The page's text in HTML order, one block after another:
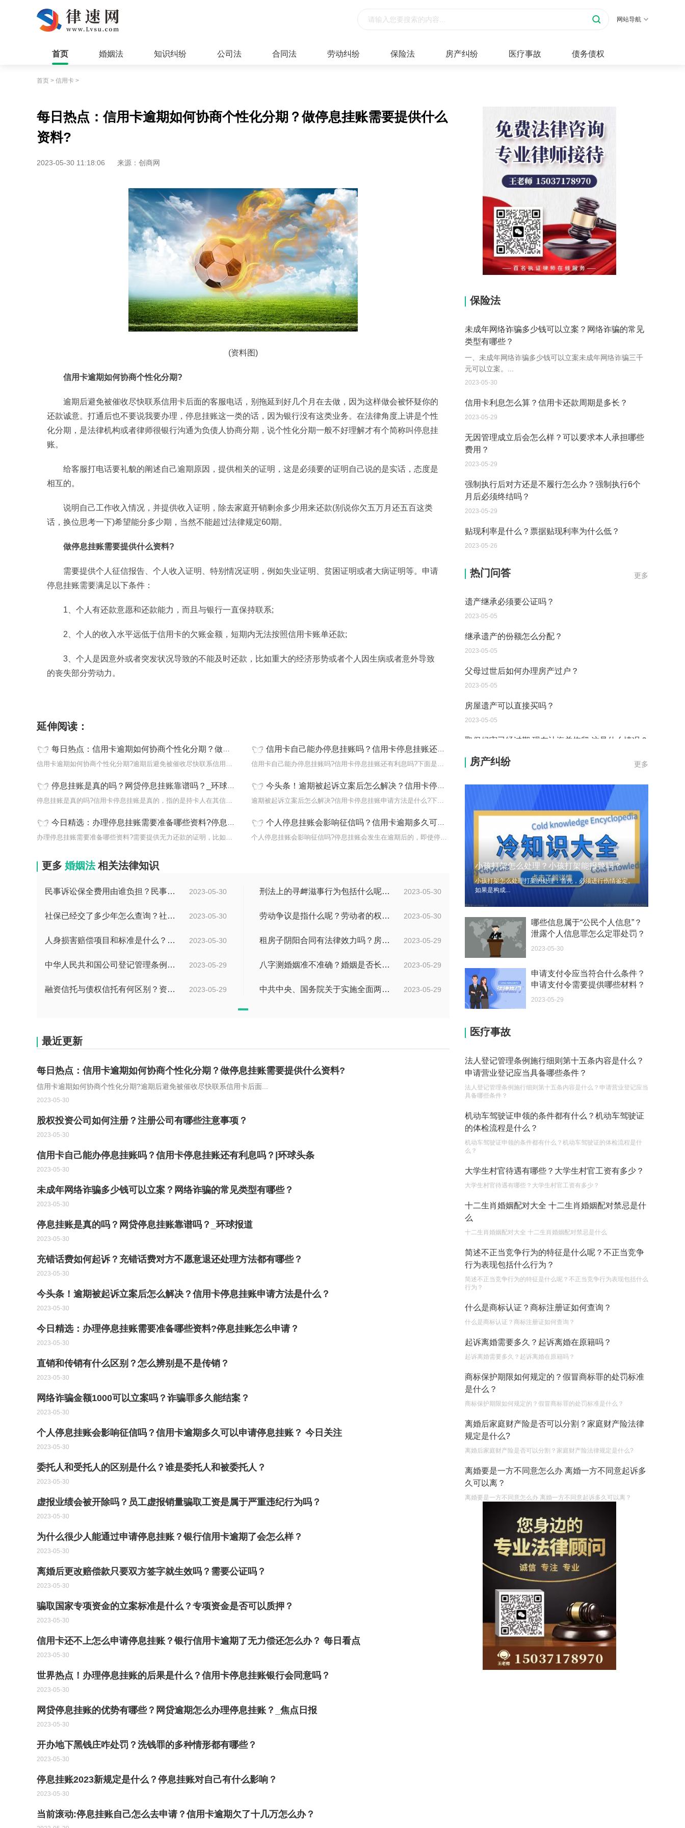
网站导航
首页 婚姻法 知识纠纷 公司法 合同法 劳动纠纷 保险法 房产纠纷 医疗事故 债务债权
首页 > 信用卡 >
每日热点：信用卡逾期如何协商个性化分期？做停息挂账需要提供什么
资料?
2023-05-30 11:18:06 来源：创商网
(资料图)
信用卡逾期如何协商个性化分期?
逾期后避免被催收尽快联系信用卡后面的客服电话，别拖延到好几个月在去做，因为这样做会被怀疑你的
还款诚意。打通后也不要说我要办理，停息挂账这一类的话，因为银行没有这类业务。在法律角度上讲是个性
化分期，是法律机构或者律师很银行沟通为负债人协商分期，说个性化分期一般不好理解才有个简称叫停息挂
账。
给客服打电话要礼貌的阐述自己逾期原因，提供相关的证明，这是必须要的证明自己说的是实话，态度是
相互的。
说明自己工作收入情况，并提供收入证明，除去家庭开销剩余多少用来还款(别说你欠五万月还五百这类
话，换位思考一下)希望能分多少期，当然不能超过法律规定60期。
做停息挂账需要提供什么资料?
需要提供个人征信报告、个人收入证明、特别情况证明，例如失业证明、贫困证明或者大病证明等。申请
停息挂账需要满足以下条件：
1、个人有还款意愿和还款能力，而且与银行一直保持联系;
2、个人的收入水平远低于信用卡的欠账金额，短期内无法按照信用卡账单还款;
3、个人是因意外或者突发状况导致的不能及时还款，比如重大的经济形势或者个人因生病或者意外导致
的丧失部分劳动力。
延伸阅读：
每日热点：信用卡逾期如何协商个性化分期？做停息挂账需要提供什么资料? 信用卡自己能办停息挂账吗？信用卡停息挂账还有利息吗？|环球头条
停息挂账是真的吗？网贷停息挂账靠谱吗？_环球报道 今头条！逾期被起诉立案后怎么解决？信用卡停息挂账申请方法是什么？
今日精选：办理停息挂账需要准备哪些资料?停息挂账怎么申请？ 个人停息挂账会影响征信吗？信用卡逾期多久可以申请停息挂账？ 今日关注
更多 婚姻法 相关法律知识
2023-05-30
民事诉讼保全费用由谁负担？民事诉讼保全费收费标准 2023-05-30
刑法上的寻衅滋事行为包括什么呢？寻衅滋事怎么定罪？
2023-05-30
社保已经交了多少年怎么查询？社保交满15了没到退休年龄怎么办？ 2023-05-30
劳动争议是指什么呢？劳动者的权利都有哪些内容？
2023-05-30
人身损害赔偿项目和标准是什么？交通事故赔偿项目 2023-05-29
租房子阴阳合同有法律效力吗？房屋租赁阴阳合同的法律问题有哪些？
2023-05-29
中华人民共和国公司登记管理条例的内容有什么？公司减少注册资本的条例都有什么？ 2023-05-29
八字测婚姻准不准确？婚姻是否长久怎么判断？
2023-05-29
融资信托与债权信托有何区别？资金信托作为一种信用形式必然具有融通资金的职能吗？ 2023-05-29
中共中央、国务院关于实施全面两孩政策改革完善计划生育服务管理的决定第八条是什么内容？
最近更新
每日热点：信用卡逾期如何协商个性化分期？做停息挂账需要提供什么资料?
信用卡逾期如何协商个性化分期?逾期后避免被催收尽快联系信用卡后面...
2023-05-30
股权投资公司如何注册？注册公司有哪些注意事项？
2023-05-30
信用卡自己能办停息挂账吗？信用卡停息挂账还有利息吗？|环球头条
2023-05-30
未成年网络诈骗多少钱可以立案？网络诈骗的常见类型有哪些？
2023-05-30
停息挂账是真的吗？网贷停息挂账靠谱吗？_环球报道
2023-05-30
充错话费如何起诉？充错话费对方不愿意退还处理方法都有哪些？
2023-05-30
今头条！逾期被起诉立案后怎么解决？信用卡停息挂账申请方法是什么？
2023-05-30
今日精选：办理停息挂账需要准备哪些资料?停息挂账怎么申请？
2023-05-30
直销和传销有什么区别？怎么辨别是不是传销？
2023-05-30
网络诈骗金额1000可以立案吗？诈骗罪多久能结案？
2023-05-30
个人停息挂账会影响征信吗？信用卡逾期多久可以申请停息挂账？ 今日关注
2023-05-30
委托人和受托人的区别是什么？谁是委托人和被委托人？
2023-05-30
虚报业绩会被开除吗？员工虚报销量骗取工资是属于严重违纪行为吗？
2023-05-30
为什么很少人能通过申请停息挂账？银行信用卡逾期了会怎么样？
2023-05-30
离婚后更改赔偿款只要双方签字就生效吗？需要公证吗？
2023-05-30
骗取国家专项资金的立案标准是什么？专项资金是否可以质押？
2023-05-30
信用卡还不上怎么申请停息挂账？银行信用卡逾期了无力偿还怎么办？ 每日看点
2023-05-30
世界热点！办理停息挂账的后果是什么？信用卡停息挂账银行会同意吗？
2023-05-30
网贷停息挂账的优势有哪些？网贷逾期怎么办理停息挂账？_焦点日报
2023-05-30
开办地下黑钱庄咋处罚？洗钱罪的多种情形都有哪些？
2023-05-30
停息挂账2023新规定是什么？停息挂账对自己有什么影响？
2023-05-30
当前滚动:停息挂账自己怎么去申请？信用卡逾期欠了十几万怎么办？
保险法
未成年网络诈骗多少钱可以立案？网络诈骗的常见
类型有哪些？
一、未成年网络诈骗多少钱可以立案未成年网络诈骗三千
元可以立案。...
2023-05-30
信用卡利息怎么算？信用卡还款周期是多长？
2023-05-29
无因管理成立后会怎么样？可以要求本人承担哪些
费用？
2023-05-29
强制执行后对方还是不履行怎么办？强制执行6个
月后必须终结吗？
2023-05-29
贴现利率是什么？票据贴现利率为什么低？
2023-05-26
更多
热门问答
单纯的遗产赠要缴税吗？
遗产继承必须要公证吗？
2023-05-05
继承遗产的份额怎么分配？
2023-05-05
父母过世后如何办理房产过户？
2023-05-05
房屋遗产可以直接买吗？
2023-05-05
取保候审已经过期 现在让海关拘留 这是什么情况？
2023-05-04
保证金可以拿回来吗？
我想问一下申请护照需要带什么证件？
2023-05-04
您好：请问从国外进口的费钢税率是多少？非常感
谢！
2023-05-04
外国旅游签证可以在中国大使馆登记结婚吗？
2023-05-04
我可以在苏州申请护照吗？我所在的地方是云南
2023-05-04
你好 我想问一下外国人来这里工作没有护照该怎么
办？
2023-05-04
2023-05-04
中介说商务签转工作签证合法吗 应该向哪个国家机
关报案？
你好 我需要申请去美国结婚的签证 过程是什么？
2023-05-04
的企业委托外贸公司进出口贸易时，相关当事人的
更多
房产纠纷
小孩打架怎么处理？小孩打架能报警吗？
小孩打架怎么处理打架的处理：首先，必须进行伤情鉴定。
如果是构成...
哪些信息属于“公民个人信息”？
泄露个人信息罪怎么定罪处罚？
2023-05-30
申请支付令应当符合什么条件？
申请支付令需要提供哪些材料？
2023-05-29
医疗事故
法人登记管理条例施行细则第十五条内容是什么？
申请营业登记应当具备哪些条件？
法人登记管理条例施行细则第十五条内容是什么？申请营业登记应当
具备哪些条件？
机动车驾驶证申领的条件都有什么？机动车驾驶证
的体检流程是什么？
机动车驾驶证申领的条件都有什么？机动车驾驶证的体检流程是什
么？
大学生村官待遇有哪些？大学生村官工资有多少？
大学生村官待遇有哪些？大学生村官工资有多少？
十二生肖婚姻配对大全 十二生肖婚姻配对禁忌是什
么
十二生肖婚姻配对大全 十二生肖婚姻配对禁忌是什么
简述不正当竞争行为的特征是什么呢？不正当竞争
行为表现包括什么行为？
简述不正当竞争行为的特征是什么呢？不正当竞争行为表现包括什么
行为？
什么是商标认证？商标注册证如何查询？
什么是商标认证？商标注册证如何查询？
起诉离婚需要多久？起诉离婚在原籍吗？
起诉离婚需要多久？起诉离婚在原籍吗？
商标保护期限如何规定的？假冒商标罪的处罚标准
是什么？
商标保护期限如何规定的？假冒商标罪的处罚标准是什么？
离婚后家庭财产险是否可以分割？家庭财产险法律
规定是什么?
离婚后家庭财产险是否可以分割？家庭财产险法律规定是什么?
离婚要是一方不同意怎么办 离婚一方不同意起诉多
久可以离？
离婚要是一方不同意怎么办 离婚一方不同意起诉多久可以离？